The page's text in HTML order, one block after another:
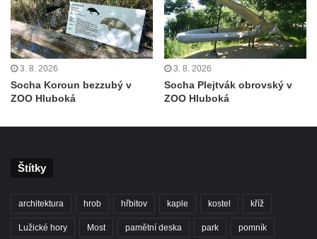
Busta Jana Amose Komenského na domě
čp. 37 v Račicích
Socha ležícího koně v Sadech
Československé armády v Teplicích
Socha Medvídě v Tierpark Chemnitz
Sochy Ležící žena v Tierpark Chemnitz
Sochy Ptáci v Tierpark Chemnitz
3. 8. 2026
Socha Koroun bezzubý v
ZOO Hluboká
3. 8. 2026
Socha Plejtvák obrovský v
ZOO Hluboká
Štítky
architektura hrob hřbitov kaple kostel kříž
Lužické hory Most pamětní deska park pomník